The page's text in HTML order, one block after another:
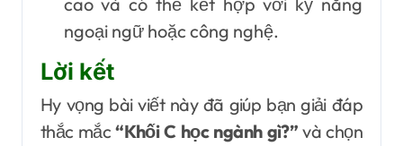
ngoại ngữ hoặc công nghệ.
Lời kết
Hy vọng bài viết này đã giúp bạn giải đáp
thắc mắc“Khối C học ngành gì?” và chọn